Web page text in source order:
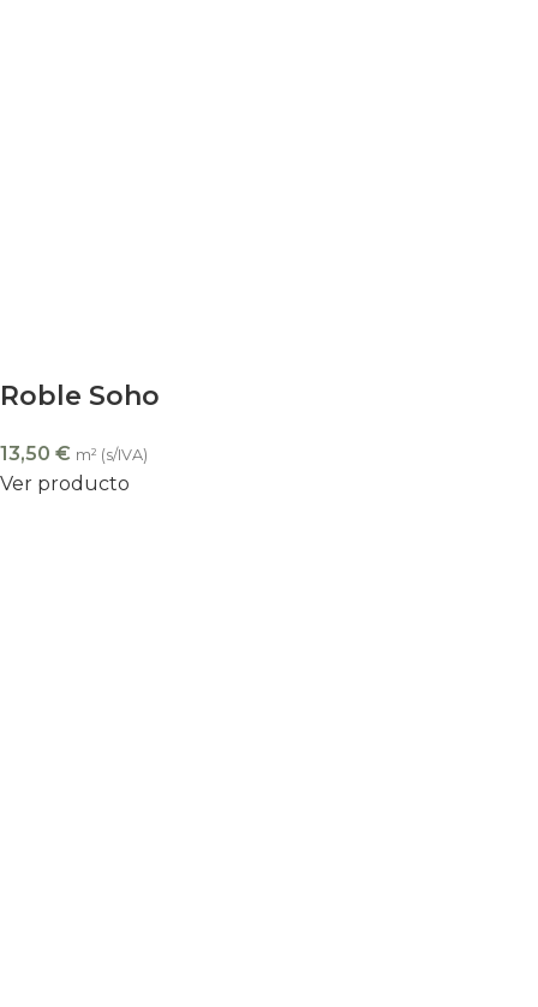
Roble Soho
13,50 € m² (s/IVA)
Ver producto